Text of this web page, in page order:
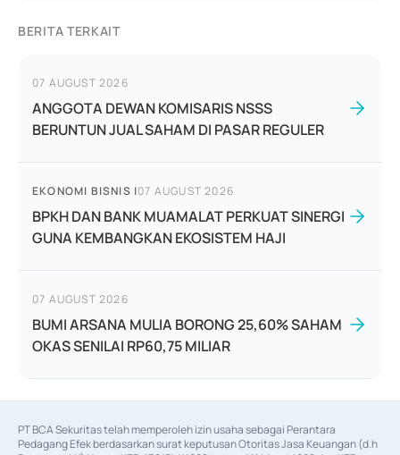
BERITA TERKAIT
07 AUGUST 2026
ANGGOTA DEWAN KOMISARIS NSSS
BERUNTUN JUAL SAHAM DI PASAR REGULER
EKONOMI BISNIS |07 AUGUST 2026
BPKH DAN BANK MUAMALAT PERKUAT SINERGI
GUNA KEMBANGKAN EKOSISTEM HAJI
07 AUGUST 2026
BUMI ARSANA MULIA BORONG 25,60% SAHAM
OKAS SENILAI RP60,75 MILIAR
PT BCA Sekuritas telah memperoleh izin usaha sebagai Perantara
Pedagang Efek berdasarkan surat keputusan Otoritas Jasa Keuangan (d.h